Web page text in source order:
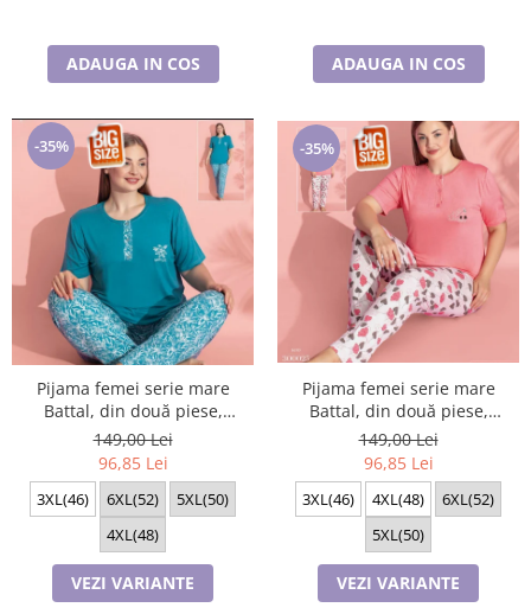
ADAUGA IN COS ADAUGA IN COS
-35%
Pijama femei serie mare
Battal, din două piese,
bumbac , Lux PIJ32974
149,00 Lei
96,85 Lei
3XL(46) 6XL(52)
5XL(50)
4XL(48)
VEZI VARIANTE
-35%
Pijama femei serie mare
Battal, din două piese,
bumbac , Lux PIJ300025
149,00 Lei
96,85 Lei
3XL(46) 4XL(48)
6XL(52)
5XL(50)
VEZI VARIANTE